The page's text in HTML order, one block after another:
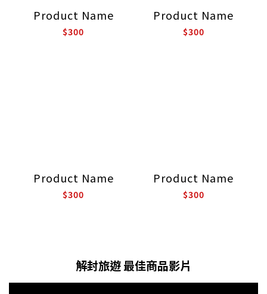
Product Name
$300
Product Name
$300
Product Name
$300
Product Name
$300
解封旅遊 最佳商品影片